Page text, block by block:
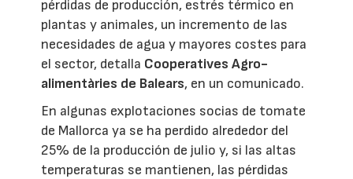
pérdidas de producción, estrés térmico en
plantas y animales, un incremento de las
necesidades de agua y mayores costes para
el sector, detalla Cooperatives Agro-
alimentàries de Balears, en un comunicado.
En algunas explotaciones socias de tomate
de Mallorca ya se ha perdido alrededor del
25% de la producción de julio y, si las altas
temperaturas se mantienen, las pérdidas